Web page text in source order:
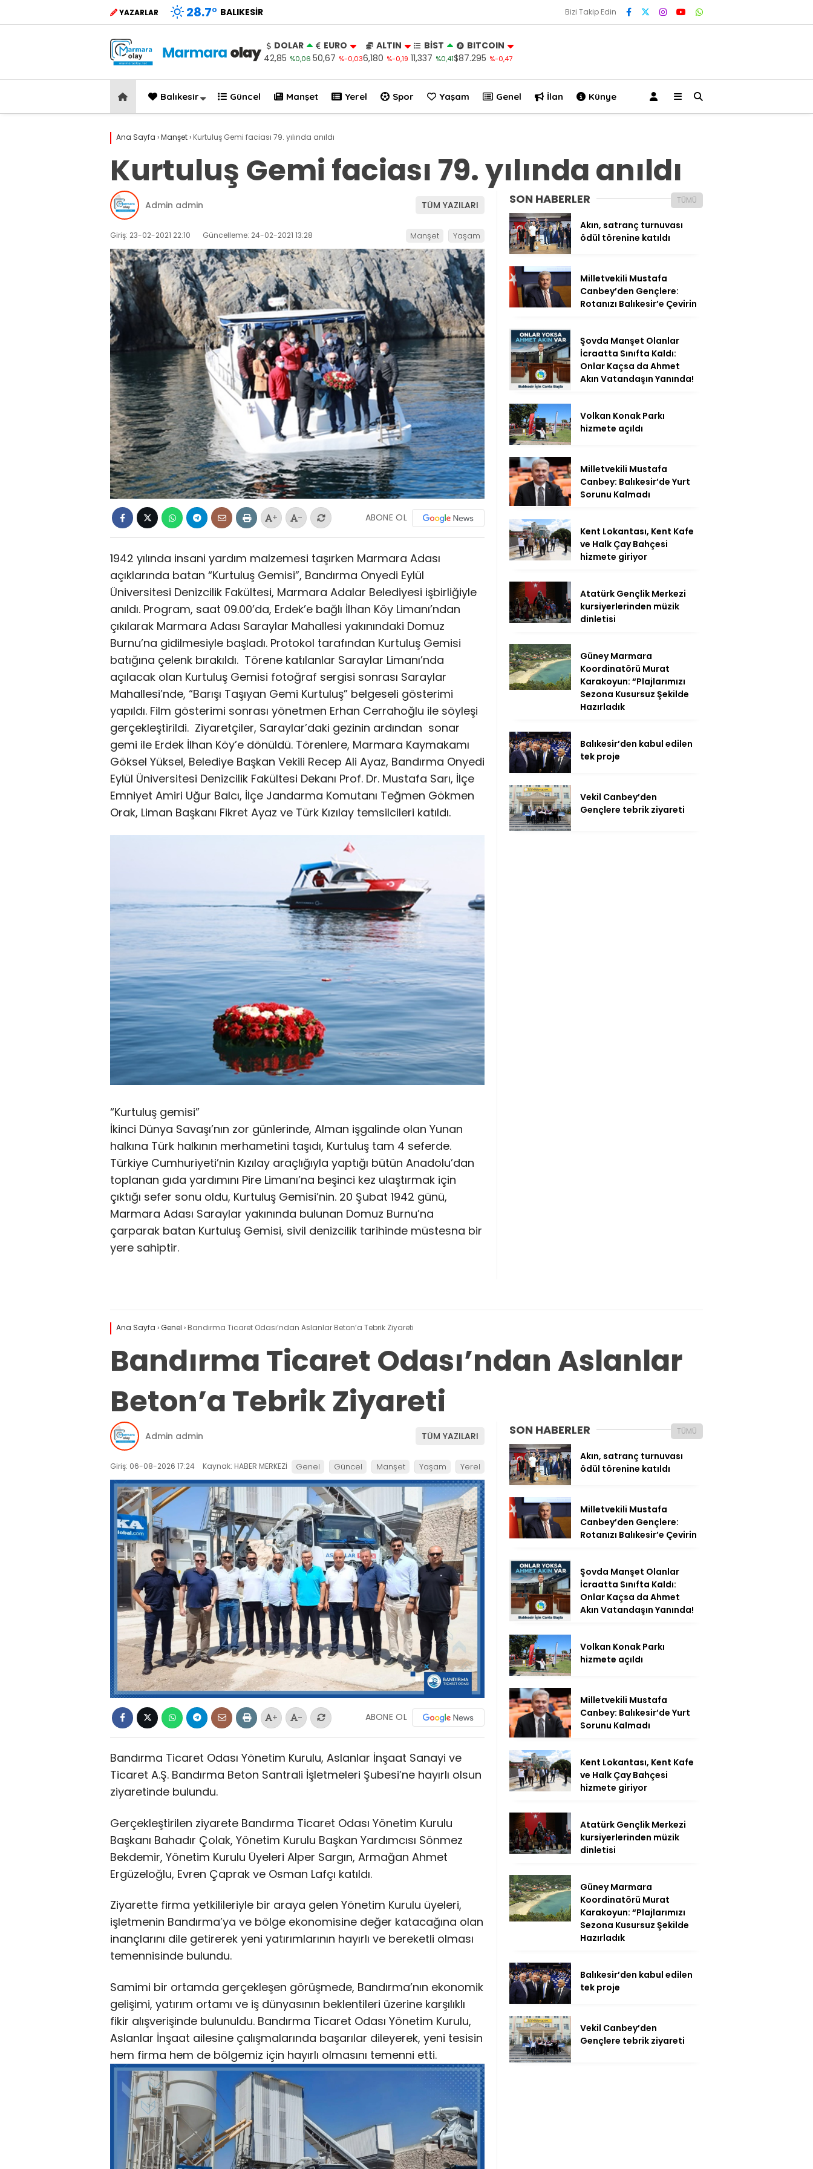
YAZARLAR 28.7° BALIKESIR Bizi Takip Edin
DOLAR
42,85 %0,06
EURO
50,67 %-0,03
ALTIN
6,180 %-0,19
BİST
11,337 %0,41
BITCOIN
$87.295 %-0,47
Balıkesir Güncel Manşet Yerel Spor Yaşam Genel İlan Künye
Ana Sayfa ›Manşet› Kurtuluş Gemi faciası 79. yılında anıldı
Kurtuluş Gemi faciası 79. yılında anıldı
Admin admin TÜM YAZILARI
Giriş: 23-02-2021 22:10 Güncelleme: 24-02-2021 13:28 Manşet Yaşam
+ - ABONE OL
1942 yılında insani yardım malzemesi taşırken Marmara Adası
açıklarında batan “Kurtuluş Gemisi”, Bandırma Onyedi Eylül
Üniversitesi Denizcilik Fakültesi, Marmara Adalar Belediyesi işbirliğiyle
anıldı. Program, saat 09.00’da, Erdek’e bağlı İlhan Köy Limanı’ndan
çıkılarak Marmara Adası Saraylar Mahallesi yakınındaki Domuz
Burnu’na gidilmesiyle başladı. Protokol tarafından Kurtuluş Gemisi
batığına çelenk bırakıldı. Törene katılanlar Saraylar Limanı’nda
açılacak olan Kurtuluş Gemisi fotoğraf sergisi sonrası Saraylar
Mahallesi’nde, “Barışı Taşıyan Gemi Kurtuluş” belgeseli gösterimi
yapıldı. Film gösterimi sonrası yönetmen Erhan Cerrahoğlu ile söyleşi
gerçekleştirildi. Ziyaretçiler, Saraylar’daki gezinin ardından sonar
gemi ile Erdek İlhan Köy’e dönüldü. Törenlere, Marmara Kaymakamı
Göksel Yüksel, Belediye Başkan Vekili Recep Ali Ayaz, Bandırma Onyedi
Eylül Üniversitesi Denizcilik Fakültesi Dekanı Prof. Dr. Mustafa Sarı, İlçe
Emniyet Amiri Uğur Balcı, İlçe Jandarma Komutanı Teğmen Gökmen
Orak, Liman Başkanı Fikret Ayaz ve Türk Kızılay temsilcileri katıldı.
“Kurtuluş gemisi”
İkinci Dünya Savaşı’nın zor günlerinde, Alman işgalinde olan Yunan
halkına Türk halkının merhametini taşıdı, Kurtuluş tam 4 seferde.
Türkiye Cumhuriyeti’nin Kızılay araçlığıyla yaptığı bütün Anadolu’dan
toplanan gıda yardımını Pire Limanı’na beşinci kez ulaştırmak için
çıktığı sefer sonu oldu, Kurtuluş Gemisi’nin. 20 Şubat 1942 günü,
Marmara Adası Saraylar yakınında bulunan Domuz Burnu’na
çarparak batan Kurtuluş Gemisi, sivil denizcilik tarihinde müstesna bir
yere sahiptir.
SON HABERLER TÜMÜ
Akın, satranç turnuvası
ödül törenine katıldı
Milletvekili Mustafa
Canbey’den Gençlere:
Rotanızı Balıkesir’e Çevirin
Şovda Manşet Olanlar
İcraatta Sınıfta Kaldı:
Onlar Kaçsa da Ahmet
Akın Vatandaşın Yanında!
Volkan Konak Parkı
hizmete açıldı
Milletvekili Mustafa
Canbey: Balıkesir’de Yurt
Sorunu Kalmadı
Kent Lokantası, Kent Kafe
ve Halk Çay Bahçesi
hizmete giriyor
Atatürk Gençlik Merkezi
kursiyerlerinden müzik
dinletisi
Güney Marmara
Koordinatörü Murat
Karakoyun: “Plajlarımızı
Sezona Kusursuz Şekilde
Hazırladık
Balıkesir’den kabul edilen
tek proje
Vekil Canbey’den
Gençlere tebrik ziyareti
Ana Sayfa ›Genel › Bandırma Ticaret Odası’ndan Aslanlar Beton’a Tebrik Ziyareti
Bandırma Ticaret Odası’ndan Aslanlar
Beton’a Tebrik Ziyareti
Admin admin TÜM YAZILARI
Giriş: 06-08-2026 17:24 Kaynak: HABER MERKEZİ Genel Güncel Manşet Yaşam Yerel
+ - ABONE OL
Bandırma Ticaret Odası Yönetim Kurulu, Aslanlar İnşaat Sanayi ve
Ticaret A.Ş. Bandırma Beton Santrali İşletmeleri Şubesi’ne hayırlı olsun
ziyaretinde bulundu.
Gerçekleştirilen ziyarete Bandırma Ticaret Odası Yönetim Kurulu
Başkanı Bahadır Çolak, Yönetim Kurulu Başkan Yardımcısı Sönmez
Bekdemir, Yönetim Kurulu Üyeleri Alper Sargın, Armağan Ahmet
Ergüzeloğlu, Evren Çaprak ve Osman Lafçı katıldı.
Ziyarette firma yetkilileriyle bir araya gelen Yönetim Kurulu üyeleri,
işletmenin Bandırma’ya ve bölge ekonomisine değer katacağına olan
inançlarını dile getirerek yeni yatırımlarının hayırlı ve bereketli olması
temennisinde bulundu.
Samimi bir ortamda gerçekleşen görüşmede, Bandırma’nın ekonomik
gelişimi, yatırım ortamı ve iş dünyasının beklentileri üzerine karşılıklı
fikir alışverişinde bulunuldu. Bandırma Ticaret Odası Yönetim Kurulu,
Aslanlar İnşaat ailesine çalışmalarında başarılar dileyerek, yeni tesisin
hem firma hem de bölgemiz için hayırlı olmasını temenni etti.
SON HABERLER TÜMÜ
Akın, satranç turnuvası
ödül törenine katıldı
Milletvekili Mustafa
Canbey’den Gençlere:
Rotanızı Balıkesir’e Çevirin
Şovda Manşet Olanlar
İcraatta Sınıfta Kaldı:
Onlar Kaçsa da Ahmet
Akın Vatandaşın Yanında!
Volkan Konak Parkı
hizmete açıldı
Milletvekili Mustafa
Canbey: Balıkesir’de Yurt
Sorunu Kalmadı
Kent Lokantası, Kent Kafe
ve Halk Çay Bahçesi
hizmete giriyor
Atatürk Gençlik Merkezi
kursiyerlerinden müzik
dinletisi
Güney Marmara
Koordinatörü Murat
Karakoyun: “Plajlarımızı
Sezona Kusursuz Şekilde
Hazırladık
Balıkesir’den kabul edilen
tek proje
Vekil Canbey’den
Gençlere tebrik ziyareti